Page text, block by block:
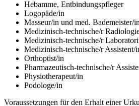
Hebamme, Entbindungspfleger
Logopäde/in
Masseur/in und med. Bademeister/in
Medizinisch-technische/r
Medizinisch-technische/r
Medizinisch-technische/r
Orthoptist/in
Pharmazeutisch-technische/r
Physiotherapeut/in
Podologe/in
Voraussetzungen für den Erhalt einer